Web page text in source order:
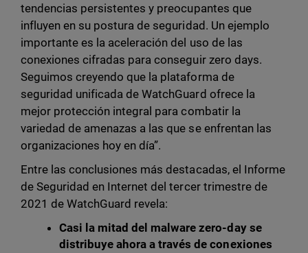
tendencias persistentes y preocupantes que
influyen en su postura de seguridad. Un ejemplo
importante es la aceleración del uso de las
conexiones cifradas para conseguir zero days.
Seguimos creyendo que la plataforma de
seguridad unificada de WatchGuard ofrece la
mejor protección integral para combatir la
variedad de amenazas a las que se enfrentan las
organizaciones hoy en día”.
Entre las conclusiones más destacadas, el Informe
de Seguridad en Internet del tercer trimestre de
2021 de WatchGuard revela:
Casi la mitad del malware zero-day se
distribuye ahora a través de conexiones